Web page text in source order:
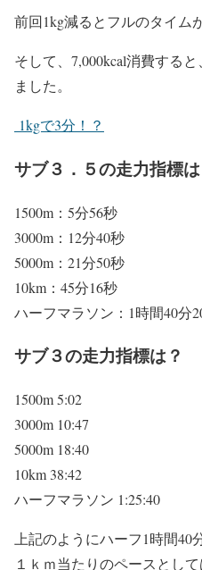
前回1kg減るとフルのタイム
そして、 7,000kcal消費すると、
ました。
1kgで3分！？
サブ３．５の走力指標は
1500m：5分56秒
3000m：12分40秒
5000m：21分50秒
10km：45分16秒
ハーフマラソン：1時間40分
サブ３の走力指標は？
1500m 5:02
3000m 10:47
5000m 18:40
10km 38:42
ハーフマラソン 1:25:40
上記のようにハーフ1時間40
１ｋｍ当たりのペースとし